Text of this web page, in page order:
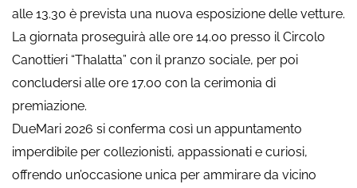
alle 13.30 è prevista una nuova esposizione delle vetture.
La giornata proseguirà alle ore 14.00 presso il Circolo
Canottieri “Thalatta” con il pranzo sociale, per poi
concludersi alle ore 17.00 con la cerimonia di
premiazione.
DueMari 2026 si conferma così un appuntamento
imperdibile per collezionisti, appassionati e curiosi,
offrendo un’occasione unica per ammirare da vicino